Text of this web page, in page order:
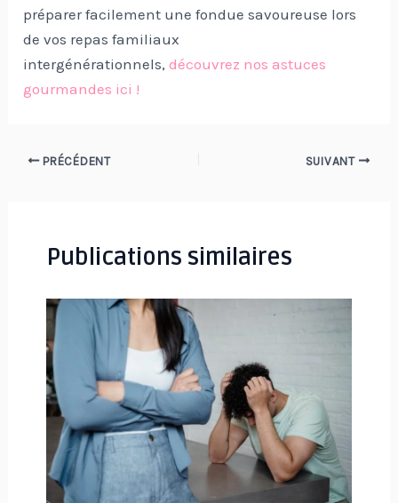
préparer facilement une fondue savoureuse lors
de vos repas familiaux
intergénérationnels,découvrez nos astuces
gourmandes ici !
Navigation
PRÉCÉDENT SUIVANT
Publications similaires